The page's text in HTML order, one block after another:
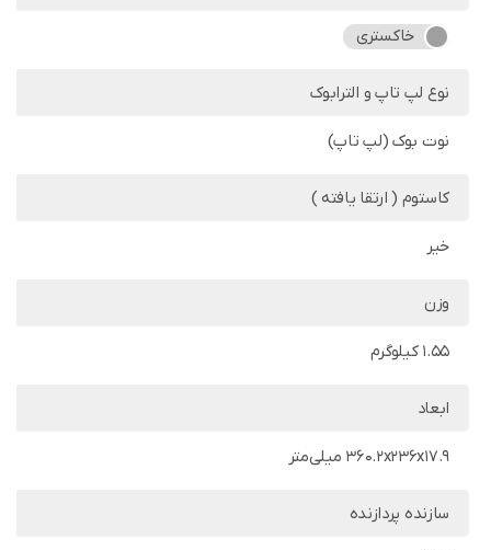
خاکستری
نوع لپ تاپ و الترابوک
نوت بوک (لپ تاپ)
کاستوم ( ارتقا یافته )
خیر
وزن
1.55 کیلوگرم
ابعاد
360.2x236x17.9 میلی‌متر
سازنده پردازنده